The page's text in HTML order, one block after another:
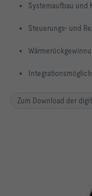
Systemaufbau und
Steuerungs- und
Zum Download der